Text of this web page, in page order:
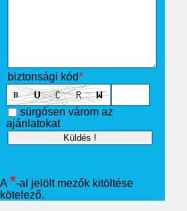
biztonsági kód*
sürgősen várom az
ajánlatokat
A *-al jelölt mezők kitöltése
kötelező.